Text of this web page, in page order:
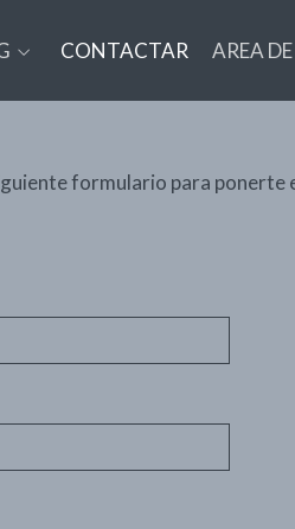
CONTACTAR AREA
formulario para